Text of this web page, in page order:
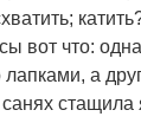
вот что:
а
санях